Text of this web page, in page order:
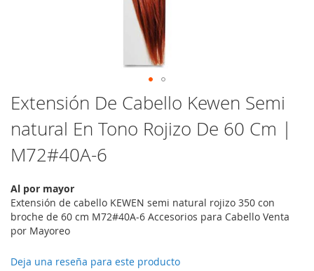
Saltar
al
comienzo
de
la
imágenes
Extensión De Cabello Kewen Semi
natural En Tono Rojizo De 60 Cm |
M72#40A-6
Al por mayor
Extensión de cabello KEWEN semi natural rojizo 350 con
broche de 60 cm M72#40A-6 Accesorios para Cabello Venta
por Mayoreo
Deja una reseña para este producto